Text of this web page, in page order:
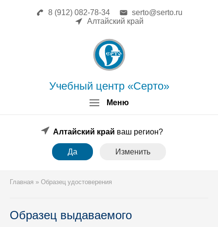
Меню
Учебный центр «Серто»
8 (912) 082-78-34
serto@serto.ru
Алтайский край
Алтайский край ваш регион?
Да Изменить
Главная » Образец удостоверения
Образец выдаваемого
Повышение квалификации
Профессиональная переподготовка
Форма заявки
Образец диплома
Аттестация поверителей
Системы менеджмента
Реквизиты